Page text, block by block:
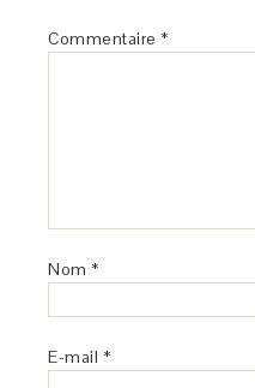
Commentaire *
Nom *
E-mail *